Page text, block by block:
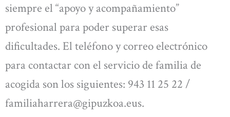
siempre el “apoyo y acompañamiento”
profesional para poder superar esas
dificultades. El teléfono y correo electrónico
para contactar con el servicio de familia de
acogida son los siguientes: 943 11 25 22 /
familiaharrera@gipuzkoa.eus.